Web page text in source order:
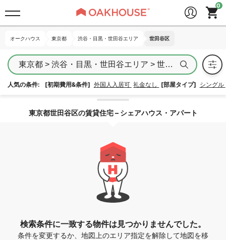
オークハウス 東京都 渋谷・目黒・世田谷エリア 世田谷区
東京都 > 渋谷・目黒・世田谷エリア > 世田谷区
人気の条件: [初期費用&条件] 外国人入居可 礼金なし [部屋タイプ] シングル
エリア指定を解除する
東京都世田谷区の賃貸住宅 – シェアハウス・アパート
検索条件に一致する物件は見つかりませんでした。
条件を変更するか、地図上のエリア指定を解除して地図を移
オークハウス 東京都 渋谷・目黒・世田谷エリア 世田谷区